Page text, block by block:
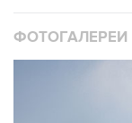
ФОТОГАЛЕРЕИ